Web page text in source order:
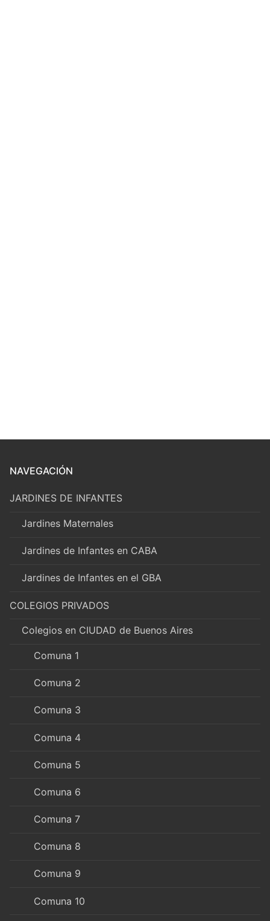
NAVEGACIÓN
JARDINES DE INFANTES
Jardines Maternales
Jardines de Infantes en CABA
Jardines de Infantes en el GBA
COLEGIOS PRIVADOS
Colegios en CIUDAD de Buenos Aires
Comuna 1
Comuna 2
Comuna 3
Comuna 4
Comuna 5
Comuna 6
Comuna 7
Comuna 8
Comuna 9
Comuna 10